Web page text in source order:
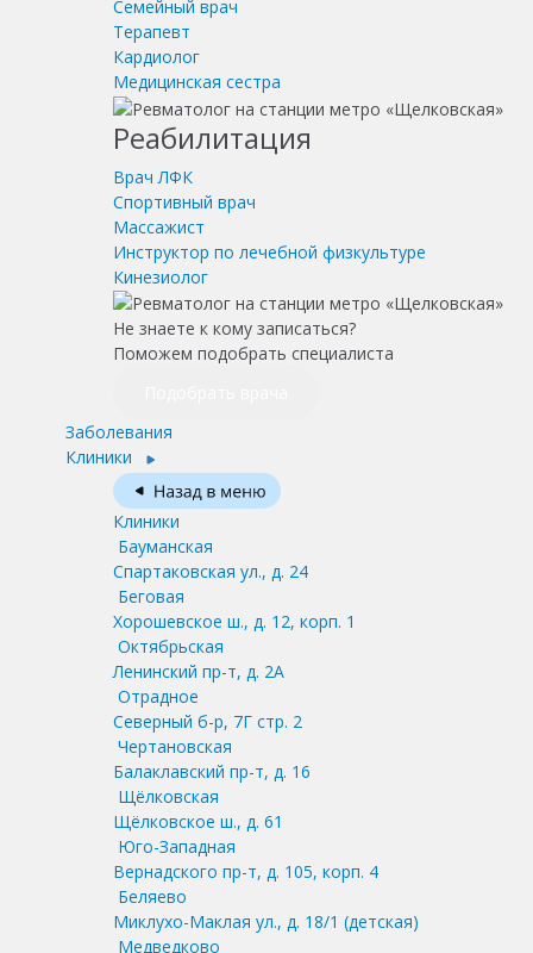
Семейный врач
Терапевт
Кардиолог
Медицинская сестра
Реабилитация
Врач ЛФК
Спортивный врач
Массажист
Инструктор по лечебной физкультуре
Кинезиолог
Не знаете к кому записаться?
Поможем подобрать специалиста
Заболевания
Клиники
Клиники
Бауманская
Спартаковская ул., д. 24
Беговая
Хорошевское ш., д. 12, корп. 1
Октябрьская
Ленинский пр-т, д. 2А
Отрадное
Северный б-р, 7Г стр. 2
Чертановская
Балаклавский пр-т, д. 16
Щёлковская
Щёлковское ш., д. 61
Юго-Западная
Вернадского пр-т, д. 105, корп. 4
Беляево
Миклухо-Маклая ул., д. 18/1 (детская)
Медведково